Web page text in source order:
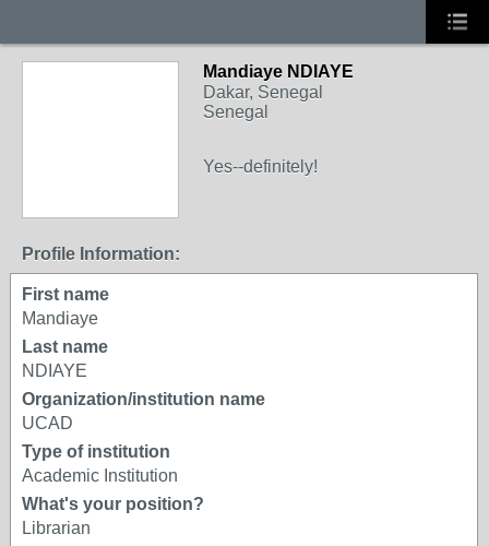
Mandiaye NDIAYE
Dakar, Senegal
Senegal
Yes--definitely!
Profile Information:
First name
Mandiaye
Last name
NDIAYE
Organization/institution name
UCAD
Type of institution
Academic Institution
What's your position?
Librarian